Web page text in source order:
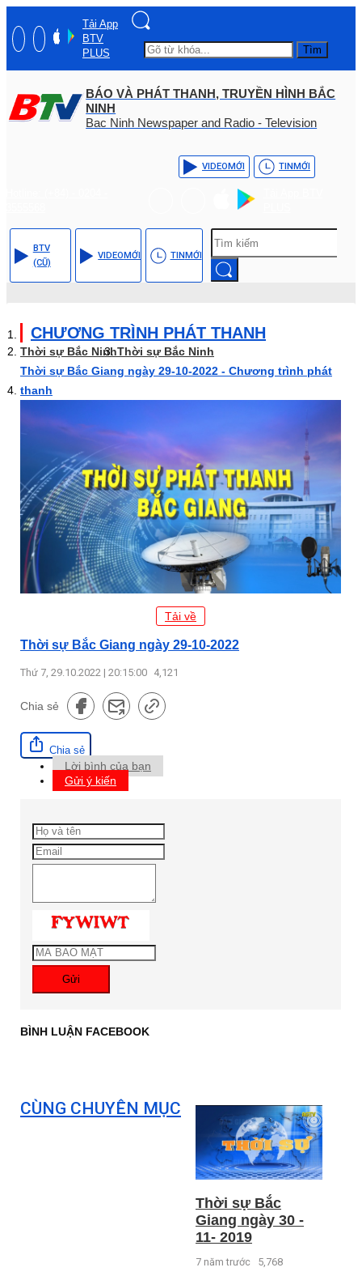
Tải App
BTV
PLUS
Tìm
BÁO VÀ PHÁT THANH, TRUYỀN HÌNH BẮC
NINH
Bac Ninh Newspaper and Radio - Television
VIDEOMỚI TINMỚI
BTV
(CŨ)
VIDEOMỚI TINMỚI
CHƯƠNG TRÌNH PHÁT THANH
Thời sự Bắc NinhThời sự Bắc Ninh
Thời sự Bắc Giang ngày 29-10-2022 - Chương trình phát
thanh
Tải về
Thời sự Bắc Giang ngày 29-10-2022
Thứ 7, 29.10.2022 | 20:15:00 4,121
Chia sẻ
Chia sẻ
Lời bình của bạn
Gửi ý kiến
Gửi
BÌNH LUẬN FACEBOOK
CÙNG CHUYÊN MỤC
Thời sự Bắc
Giang ngày 30 -
11- 2019
7 năm trước 5,768